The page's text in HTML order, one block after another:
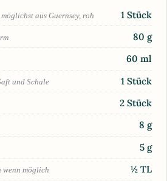
aus Guernsey, roh 1 Stück
80 g
60 ml
und Schale 1 Stück
2 Stück
8 g
5 g
wenn möglich ½ TL